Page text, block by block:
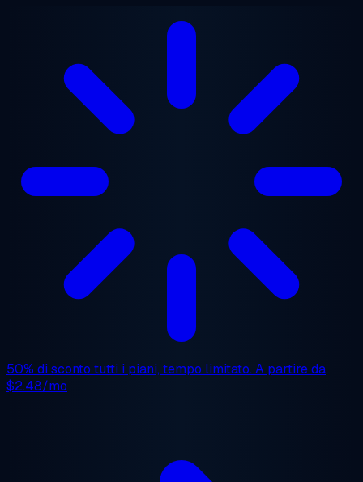
50% di sconto tutti i piani, tempo limitato. A partire da
$2.48/mo